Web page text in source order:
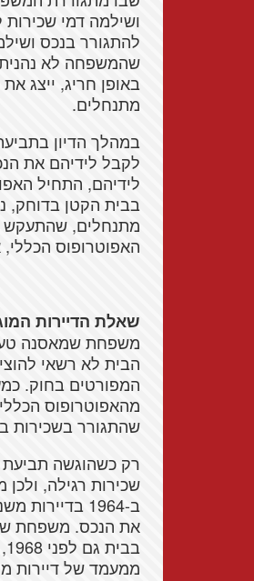
להתגורר בנכס
שהמשפחה לא נהנית
באופן חריג, ייצג
מתנחלים.
במהלך הדיון
לקבל לידיהם את
לידיהם, התחיל
בבית הקטן בדוחק,
מתנחלים, שהתעקש
האפוטרופוס
שאלת הדיירות
משפחת שמאסנה
הבית לא רשאי
המפורטים בחוק.
מהאפוטרופוס
שהתגורר בשכירות בבית לפני 1968, נהנה
רק כשהוגשה
שכירות רגילה,
ב-1964
את הנכס. משפחת
ממעמד של דיירות